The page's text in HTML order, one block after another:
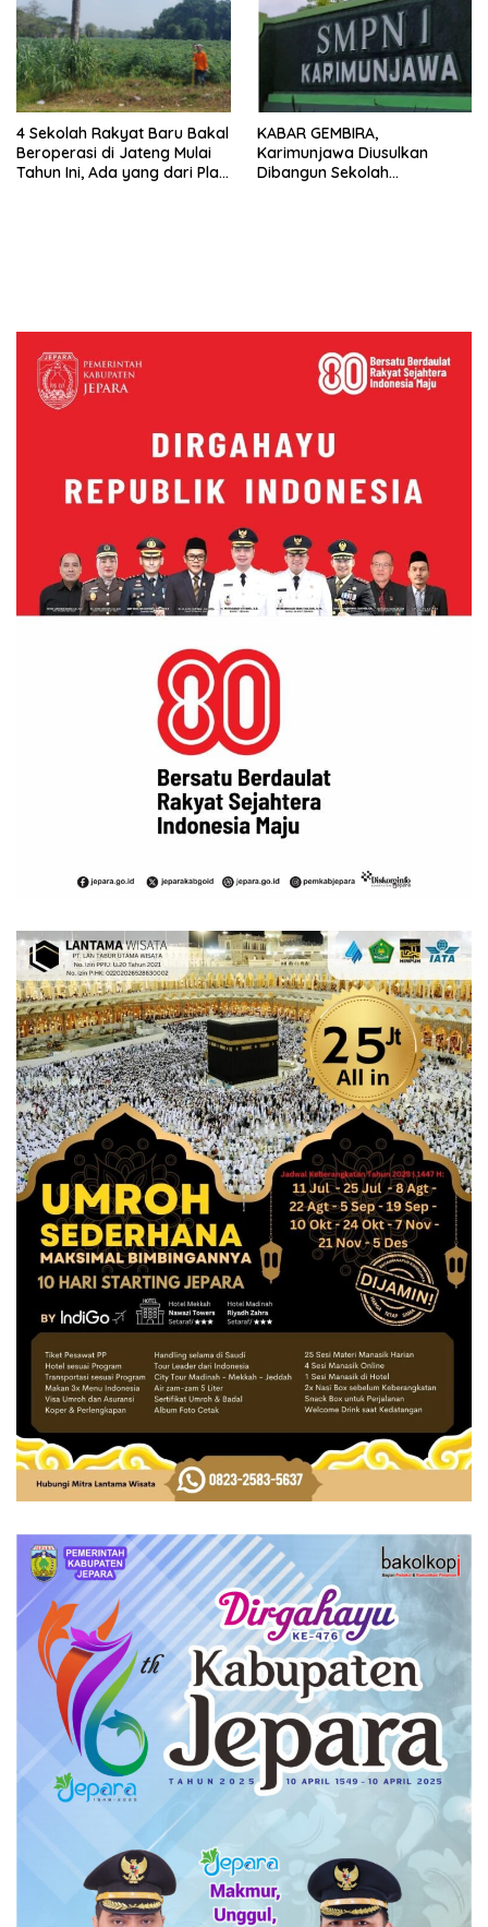
4 Sekolah Rakyat Baru Bakal
Beroperasi di Jateng Mulai
Tahun Ini, Ada yang dari Plat
KABAR GEMBIRA,
Karimunjawa Diusulkan
Dibangun Sekolah